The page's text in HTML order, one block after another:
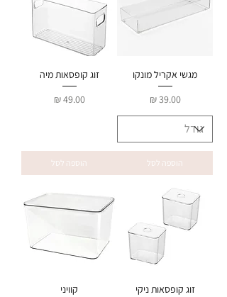
מגשי אקריל מונקו
מחיר‏39.00 ‏₪
הוספה לסל
זוג קופסאות מיה
מחיר‏49.00 ‏₪
הוספה לסל
זוג קופסאות ניקי
קוויני